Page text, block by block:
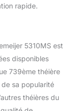
rapide.
5310MS est
disponibles
739ème théière
sa popularité
théières du